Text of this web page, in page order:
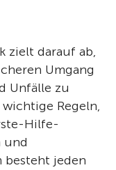
zielt darauf ab,
Umgang
Unfälle zu
Regeln,
Hilfe-
und
besteht jeden